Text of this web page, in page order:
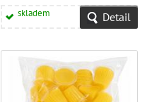
skladem Detail